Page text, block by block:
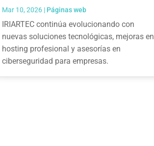
Mar 10, 2026| Páginas web
IRIARTEC continúa evolucionando con
nuevas soluciones tecnológicas, mejoras en
hosting profesional y asesorías en
ciberseguridad para empresas.